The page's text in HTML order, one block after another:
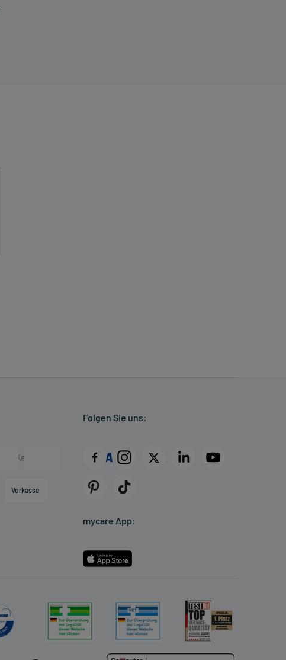
Vorkasse
Folgen Sie uns:
mycare App: